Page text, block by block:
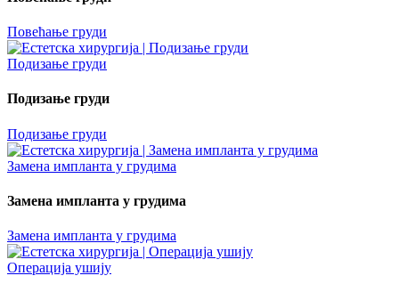
Повећање груди
Подизање груди
Подизање груди
Подизање груди
Замена импланта у грудима
Замена импланта у грудима
Замена импланта у грудима
Операција ушију